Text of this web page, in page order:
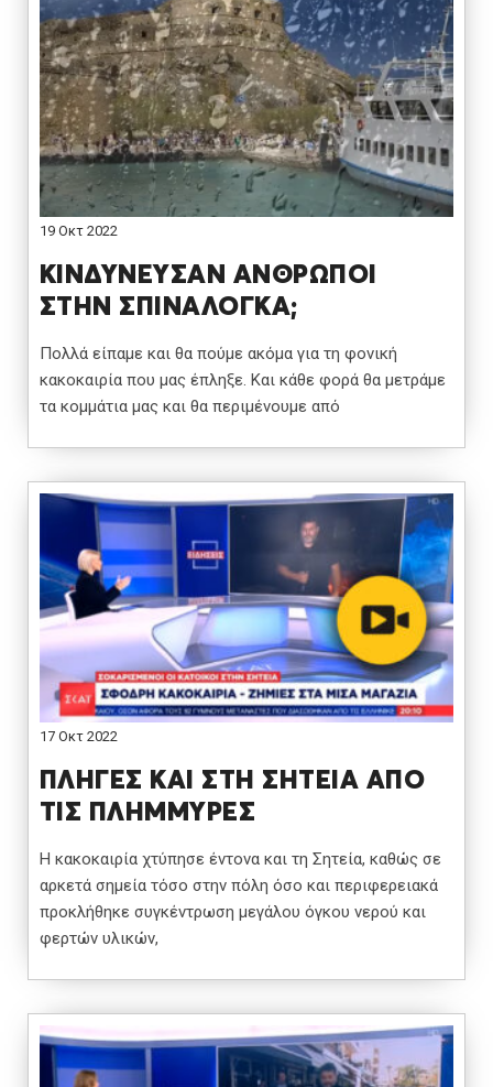
19 Οκτ 2022
ΚΙΝΔΥΝΕΥΣΑΝ ΑΝΘΡΩΠΟΙ
ΣΤΗΝ ΣΠΙΝΑΛΟΓΚΑ;
Πολλά είπαμε και θα πούμε ακόμα για τη φονική
κακοκαιρία που μας έπληξε. Και κάθε φορά θα μετράμε
τα κομμάτια μας και θα περιμένουμε από
17 Οκτ 2022
ΠΛΗΓΕΣ ΚΑΙ ΣΤΗ ΣΗΤΕΙΑ ΑΠΟ
ΤΙΣ ΠΛΗΜΜΥΡΕΣ
Η κακοκαιρία χτύπησε έντονα και τη Σητεία, καθώς σε
αρκετά σημεία τόσο στην πόλη όσο και περιφερειακά
προκλήθηκε συγκέντρωση μεγάλου όγκου νερού και
φερτών υλικών,